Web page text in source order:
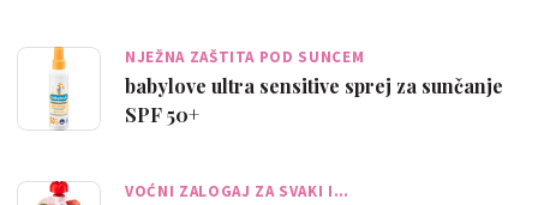
NJEŽNA ZAŠTITA POD SUNCEM
babylove ultra sensitive sprej za sunčanje
SPF 50+
VOĆNI ZALOGAJ ZA SVAKI I…